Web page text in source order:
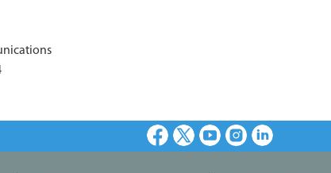
Facebook
X YoutubeInstagramLinkedIn